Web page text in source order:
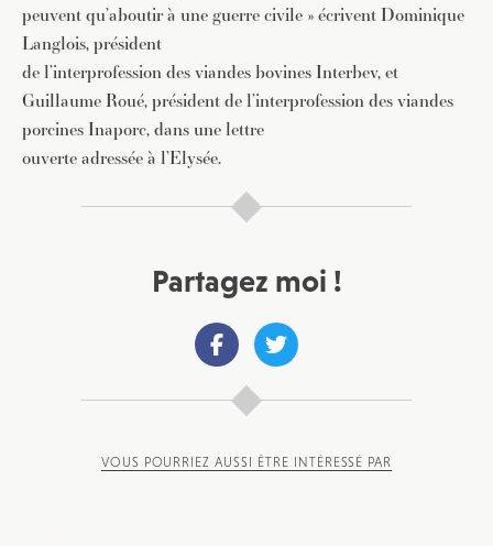
peuvent qu’aboutir à une guerre civile » écrivent Dominique
Langlois, président
de l’interprofession des viandes bovines Interbev, et
Guillaume Roué, président de l’interprofession des viandes
porcines Inaporc, dans une lettre
ouverte adressée à l’Elysée.
Partagez moi !
VOUS POURRIEZ AUSSI ÊTRE INTÉRESSÉ PAR